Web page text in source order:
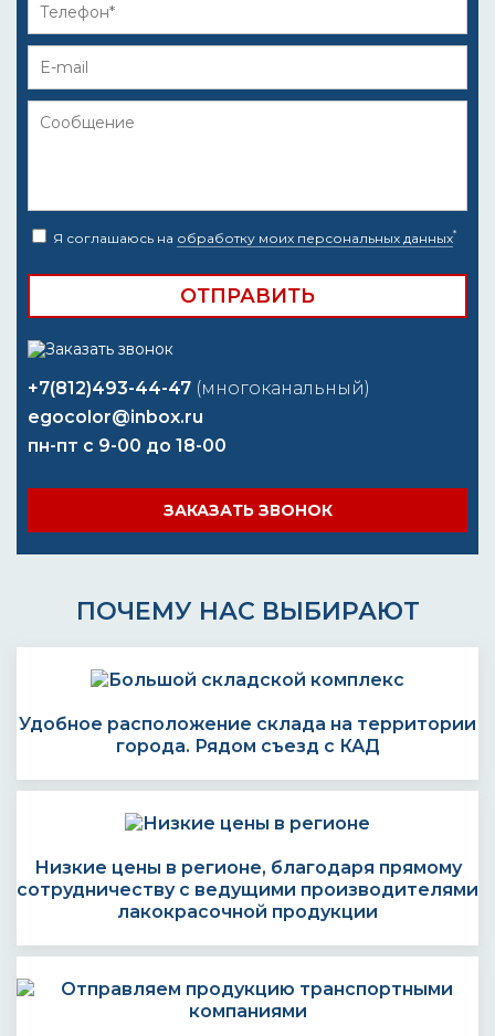
Я соглашаюсь на обработку моих персональных данных*
+7(812)493-44-47 (многоканальный)
egocolor@inbox.ru
пн-пт с 9-00 до 18-00
ЗАКАЗАТЬ ЗВОНОК
ПОЧЕМУ НАС ВЫБИРАЮТ
Удобное расположение склада на территории
города. Рядом съезд с КАД
Низкие цены в регионе, благодаря прямому
сотрудничеству с ведущими производителями
лакокрасочной продукции